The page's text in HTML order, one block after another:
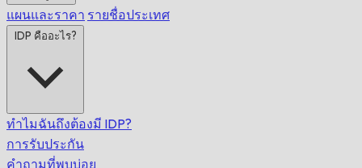
แผนและราคา รายชื่อประเทศ
IDP คืออะไร?
ทำไมฉันถึงต้องมี IDP?
การรับประกัน
คำถามที่พบบ่อย